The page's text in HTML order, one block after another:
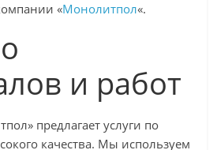
«Монолитпол«.
и работ
предлагает услуги по
качества. Мы используем